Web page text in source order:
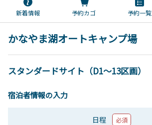
新着情報 予約カゴ 予約一覧
かなやま湖オートキャンプ場
スタンダードサイト（D1～13区画）
宿泊者情報の入力
日程 必須